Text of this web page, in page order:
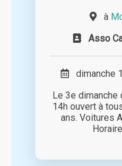
à
Asso
dimanche
Le 3e dimanche
14h ouvert à
ans. Voitures